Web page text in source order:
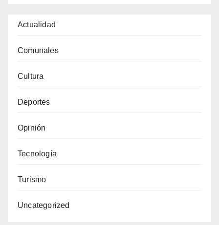
Actualidad
Comunales
Cultura
Deportes
Opinión
Tecnología
Turismo
Uncategorized